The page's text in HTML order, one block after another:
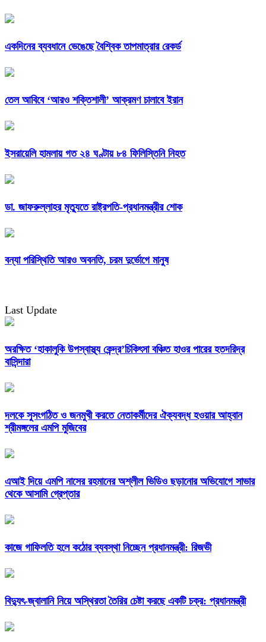
একদিনের ব্যবধানে ভেঙেছে বৈশ্বিক তাপমাত্রার রেকর্ড
তেল আবিবে ‘আরও শক্তিশালী’ আক্রমণ চালাবে ইরান
ইসরায়েলি হামলায় গত ২৪ ঘণ্টায় ৮৪ ফিলিস্তিনি নিহত
ডা. জাফরুল্লাহর মৃত্যুতে রাষ্ট্রপতি-প্রধানমন্ত্রীর শোক
বন্যা পরিস্থিতি আরও অবনতি, চরম দুর্ভোগে মানুষ
Last Update
অরক্ষিত ‘হাকালুকি উপস্বাস্থ্য কেন্দ্র’চিকিৎসা বঞ্চিত হাওর পারের হতদরিদ্র
বাসিন্দারা
দলকে সুসংগঠিত ও জনমুখী করতে নেতাকর্মীদের ঐক্যবদ্ধ হওয়ার আহ্বান
শ্রীমঙ্গলের এমপি মুজিবের
এআই দিয়ে এমপি নাসের রহমানের অশ্লীল ভিডিও ছড়ানোর অভিযোগে সাভার
থেকে আসামি গ্রেপ্তার
কাজে গাফিলতি হলে কঠোর ব্যবস্থা নিচ্ছেন প্রধানমন্ত্রী: রিজভী
বিদ্যুৎ-জ্বালানি নিয়ে অস্থিরতা তৈরির চেষ্টা করছে একটি চক্র: প্রধানমন্ত্রী